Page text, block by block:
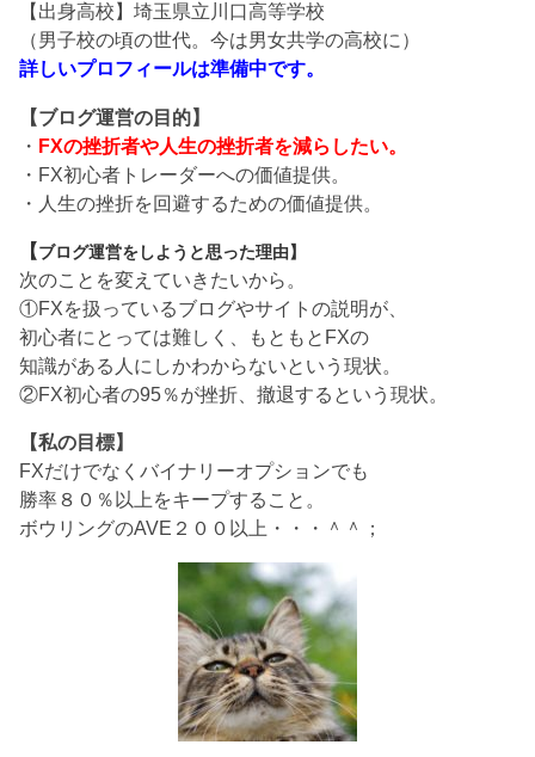
【出身高校】埼玉県立川口高等学校
（男子校の頃の世代。今は男女共学の高校に）
詳しいプロフィールは準備中です。
【ブログ運営の目的】
・ FXの挫折者や人生の挫折者を減らしたい。
・FX初心者トレーダーへの価値提供。
・人生の挫折を回避するための価値提供。
【ブログ運営をしようと思った理由】
次のことを変えていきたいから。
①FXを扱っているブログやサイトの説明が、
初心者にとっては難しく、もともとFXの
知識がある人にしかわからないという現状。
②FX初心者の95％が挫折、撤退するという現状。
【私の目標】
FXだけでなくバイナリーオプションでも
勝率８０％以上をキープすること。
ボウリングのAVE２００以上・・・＾＾；